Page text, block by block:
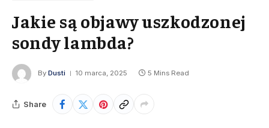
Jakie są objawy uszkodzonej
sondy lambda?
By Dusti 10 marca, 2025 5 Mins Read
Share